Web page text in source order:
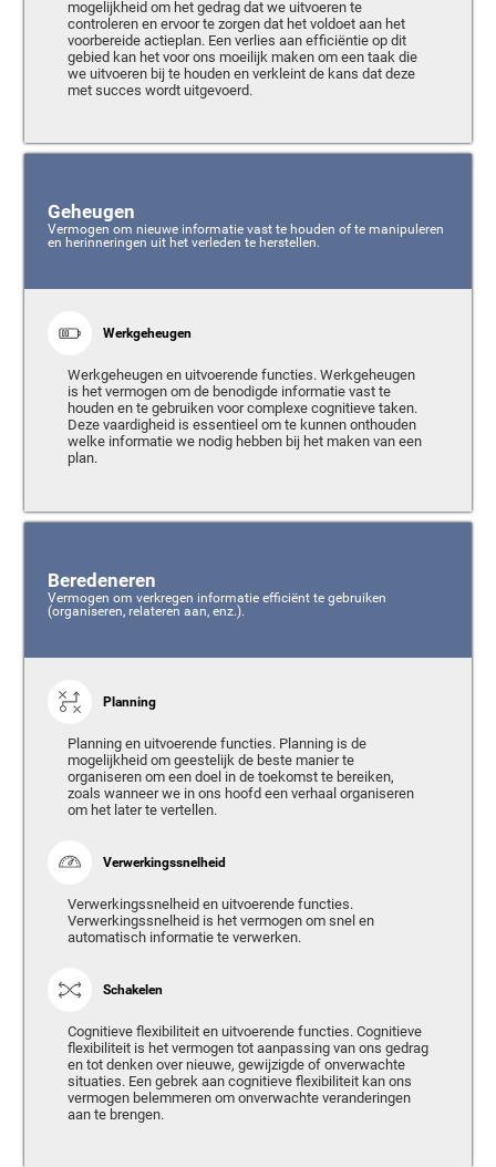
mogelijkheid om het gedrag dat we uitvoeren te
controleren en ervoor te zorgen dat het voldoet aan het
voorbereide actieplan. Een verlies aan efficiëntie op dit
gebied kan het voor ons moeilijk maken om een taak die
we uitvoeren bij te houden en verkleint de kans dat deze
met succes wordt uitgevoerd.
Geheugen
Vermogen om nieuwe informatie vast te houden of te manipuleren
en herinneringen uit het verleden te herstellen.
Werkgeheugen
Werkgeheugen en uitvoerende functies. Werkgeheugen
is het vermogen om de benodigde informatie vast te
houden en te gebruiken voor complexe cognitieve taken.
Deze vaardigheid is essentieel om te kunnen onthouden
welke informatie we nodig hebben bij het maken van een
plan.
Beredeneren
Vermogen om verkregen informatie efficiënt te gebruiken
(organiseren, relateren aan, enz.).
Planning
Planning en uitvoerende functies. Planning is de
mogelijkheid om geestelijk de beste manier te
organiseren om een doel in de toekomst te bereiken,
zoals wanneer we in ons hoofd een verhaal organiseren
om het later te vertellen.
Verwerkingssnelheid
Verwerkingssnelheid en uitvoerende functies.
Verwerkingssnelheid is het vermogen om snel en
automatisch informatie te verwerken.
Schakelen
Cognitieve flexibiliteit en uitvoerende functies. Cognitieve
flexibiliteit is het vermogen tot aanpassing van ons gedrag
en tot denken over nieuwe, gewijzigde of onverwachte
situaties. Een gebrek aan cognitieve flexibiliteit kan ons
vermogen belemmeren om onverwachte veranderingen
aan te brengen.